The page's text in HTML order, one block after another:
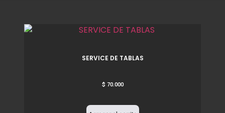
SERVICE DE TABLAS
$ 70.000